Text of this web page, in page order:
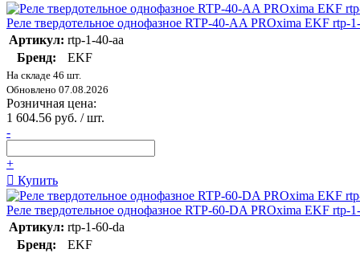
Реле твердотельное однофазное RTP-40-AA PROxima EKF rtp-
Артикул: rtp-1-40-aa
Бренд:
EKF
На складе 46 шт.
Обновлено 07.08.2026
Розничная цена:
1 604.56 руб. / шт.
-
+
Купить
Реле твердотельное однофазное RTP-60-DA PROxima EKF rtp-
Артикул: rtp-1-60-da
Бренд:
EKF